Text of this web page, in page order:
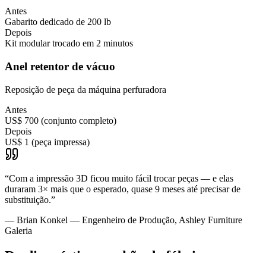
Antes
Gabarito dedicado de 200 lb
Depois
Kit modular trocado em 2 minutos
Anel retentor de vácuo
Reposição de peça da máquina perfuradora
Antes
US$ 700 (conjunto completo)
Depois
US$ 1 (peça impressa)
“Com a impressão 3D ficou muito fácil trocar peças — e elas
duraram 3× mais que o esperado, quase 9 meses até precisar de
substituição.”
— Brian Konkel — Engenheiro de Produção, Ashley Furniture
Galeria